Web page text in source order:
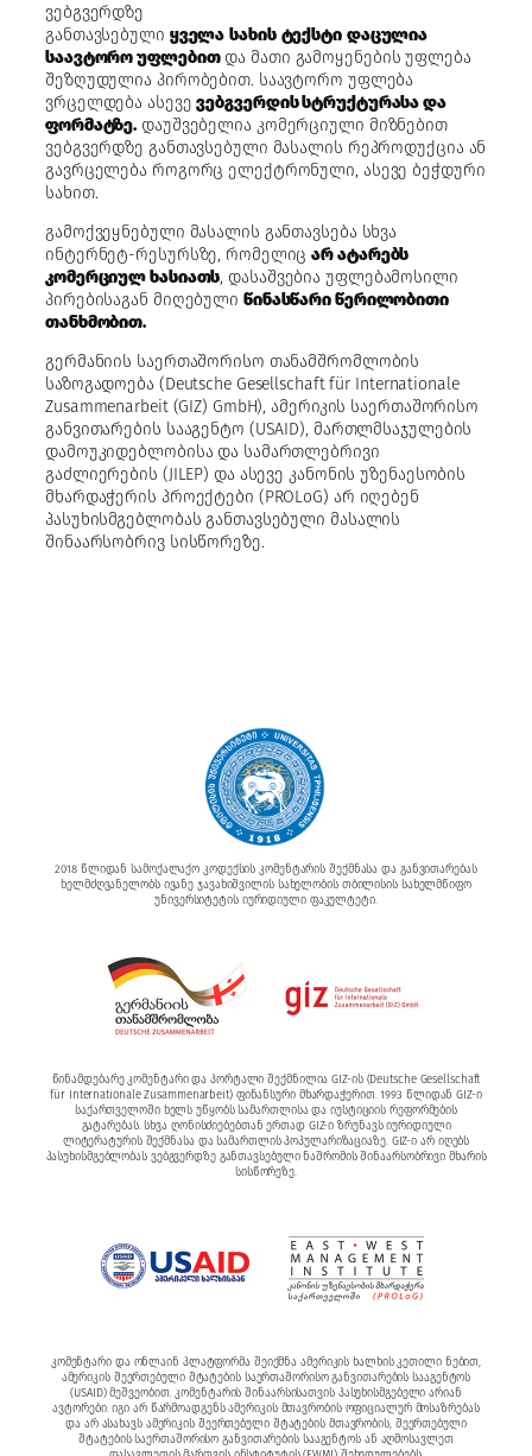
ვებგვერდზე
განთავსებული ყველა სახის ტექსტი დაცულია
საავტორო უფლებითდა მათი გამოყენების უფლება
შეზღუდულია პირობებით. საავტორო უფლება
ვრცელდება ასევევებგვერდის სტრუქტურასა და
ფორმატზე. დაუშვებელია კომერციული მიზნებით
ვებგვერდზე განთავსებული მასალის რეპროდუქცია ან
გავრცელება როგორც ელექტრონული, ასევე ბეჭდური
სახით.
გამოქვეყნებული მასალის განთავსება სხვა
ინტერნეტ-რესურსზე, რომელიცარ ატარებს
კომერციულ ხასიათს, დასაშვებია უფლებამოსილი
პირებისაგან მიღებული წინასწარი წერილობითი
თანხმობით.
გერმანიის საერთაშორისო თანამშრომლობის
საზოგადოება (Deutsche Gesellschaft für Internationale
Zusammenarbeit (GIZ) GmbH), ამერიკის საერთაშორისო
განვითარების სააგენტო (USAID), მართლმსაჯულების
დამოუკიდებლობისა და სამართლებრივი
გაძლიერების (JILEP) და ასევე კანონის უზენაესობის
მხარდაჭერის პროექტები (PROLoG) არ იღებენ
პასუხისმგებლობას განთავსებული მასალის
შინაარსობრივ სისწორეზე.
2018 წლიდან სამოქალაქო კოდექსის კომენტარის შექმნასა და განვითარებას
ხელმძღვანელობს ივანე ჯავახიშვილის სახელობის თბილისის სახელმწიფო
უნივერსიტეტის იურიდიული ფაკულტეტი.
წინამდებარე კომენტარი და პორტალი შექმნილია GIZ-ის (Deutsche Gesellschaft
für Internationale Zusammenarbeit) ფინანსური მხარდაჭერით. 1993 წლიდან GIZ-ი
საქართველოში ხელს უწყობს სამართლისა და იუსტიციის რეფორმების
გატარებას. სხვა ღონისძიებებთან ერთად GIZ-ი ზრუნავს იურიდიული
ლიტერატურის შექმნასა და სამართლის პოპულარიზაციაზე. GIZ-ი არ იღებს
პასუხისმგებლობას ვებგვერდზე განთავსებული ნაშრომის შინაარსობრივი მხარის
სისწორეზე.
კომენტარი და ონლაინ პლატფორმა შეიქმნა ამერიკის ხალხის კეთილი ნებით,
ამერიკის შეერთებული შტატების საერთაშორისო განვითარების სააგენტოს
(USAID) მეშვეობით. კომენტარის შინაარსისათვის პასუხისმგებელი არიან
ავტორები. იგი არ წარმოადგენს ამერიკის მთავრობის ოფიციალურ მოსაზრებას
და არ ასახავს ამერიკის შეერთებული შტატების მთავრობის, შეერთებული
შტატების საერთაშორისო განვითარების სააგენტოს ან აღმოსავლეთ